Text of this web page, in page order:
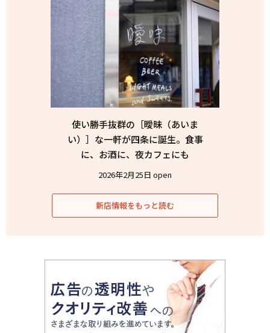
使い勝手抜群の［曖昧（あいま
い）］な一軒が四条に誕生。食事
に、お酒に、夜カフェにも
2026年2月25日 open
新店情報をもっと読む